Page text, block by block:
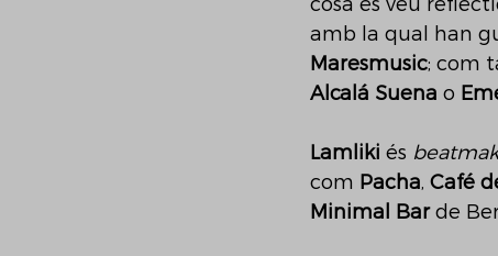
amb la qual han
Maresmusic; com
Alcalá Suena o
Lamliki és
com Pacha, Café
Minimal Bar de